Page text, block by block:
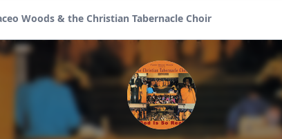
Woods & the Christian Tabernacle Choir